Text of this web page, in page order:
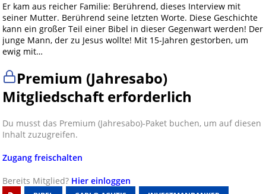
Er kam aus reicher Familie: Berührend, dieses Interview mit
seiner Mutter. Berührend seine letzten Worte. Diese Geschichte
kann ein großer Teil einer Bibel in dieser Gegenwart werden! Der
junge Mann, der zu Jesus wollte! Mit 15-Jahren gestorben, um
ewig mit…
Premium (Jahresabo)
Mitgliedschaft erforderlich
Du musst das Premium (Jahresabo)-Paket buchen, um auf diesen
Inhalt zuzugreifen.
Zugang freischalten
Bereits Mitglied? Hier einloggen